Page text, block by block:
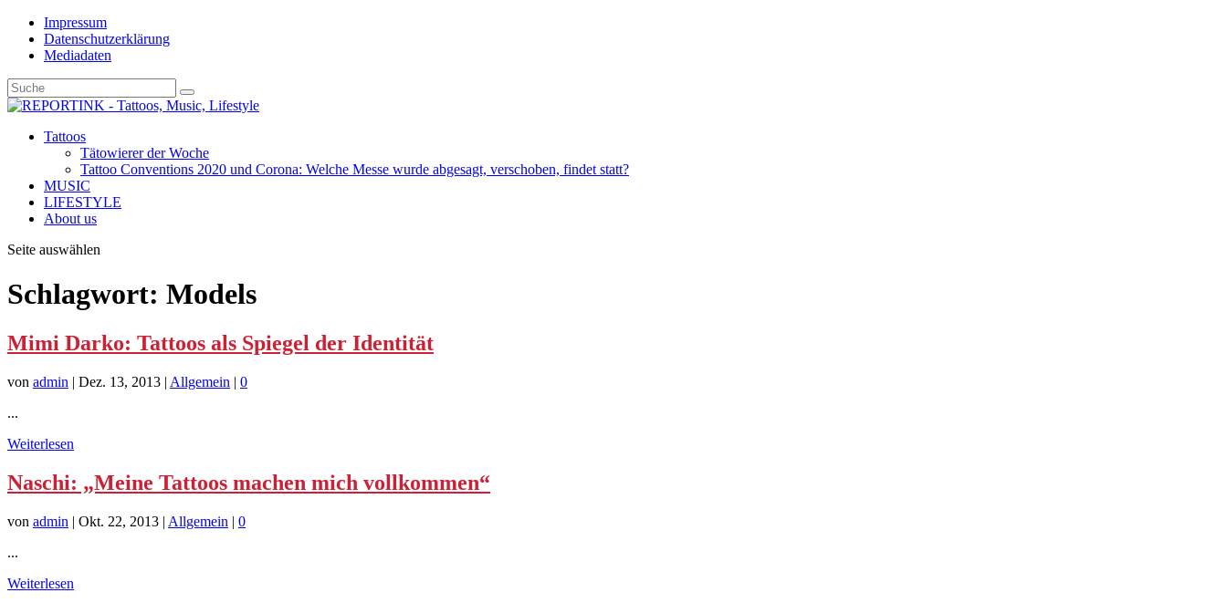
Impressum
Datenschutzerklärung
Mediadaten
Tattoos
Tätowierer der Woche
Tattoo Conventions 2020 und Corona: Welche Messe wurde abgesagt, verschoben, findet statt?
MUSIC
LIFESTYLE
About us
Seite auswählen
Schlagwort: Models
Mimi Darko: Tattoos als Spiegel der Identität
von admin | Dez. 13, 2013 | Allgemein | 0
...
Weiterlesen
Naschi: „Meine Tattoos machen mich vollkommen“
von admin | Okt. 22, 2013 | Allgemein | 0
...
Weiterlesen